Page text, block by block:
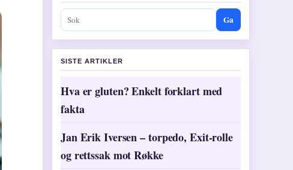
Ga
SISTE ARTIKLER
Hva er gluten? Enkelt forklart med
fakta
Jan Erik Iversen – torpedo, Exit-rolle
og rettssak mot Røkke